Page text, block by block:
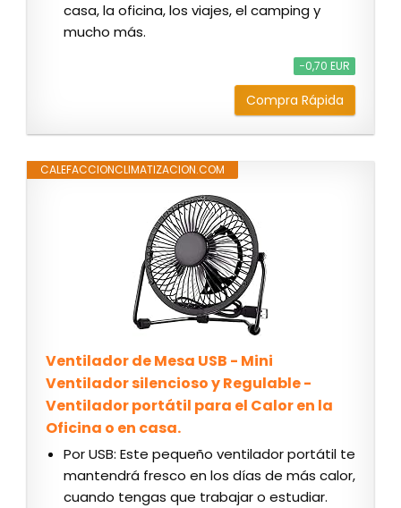
casa, la oficina, los viajes, el camping y
mucho más.
−0,70 EUR
Compra Rápida
CALEFACCIONCLIMATIZACION.COM
Ventilador de Mesa USB - Mini
Ventilador silencioso y Regulable -
Ventilador portátil para el Calor en la
Oficina o en casa.
Por USB: Este pequeño ventilador portátil te
mantendrá fresco en los días de más calor,
cuando tengas que trabajar o estudiar.